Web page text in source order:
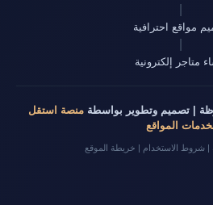
مواقع احترافية
متاجر إلكترونية
منصة استقل
المواقع
| شروط الاستخدام | خريطة الموقع